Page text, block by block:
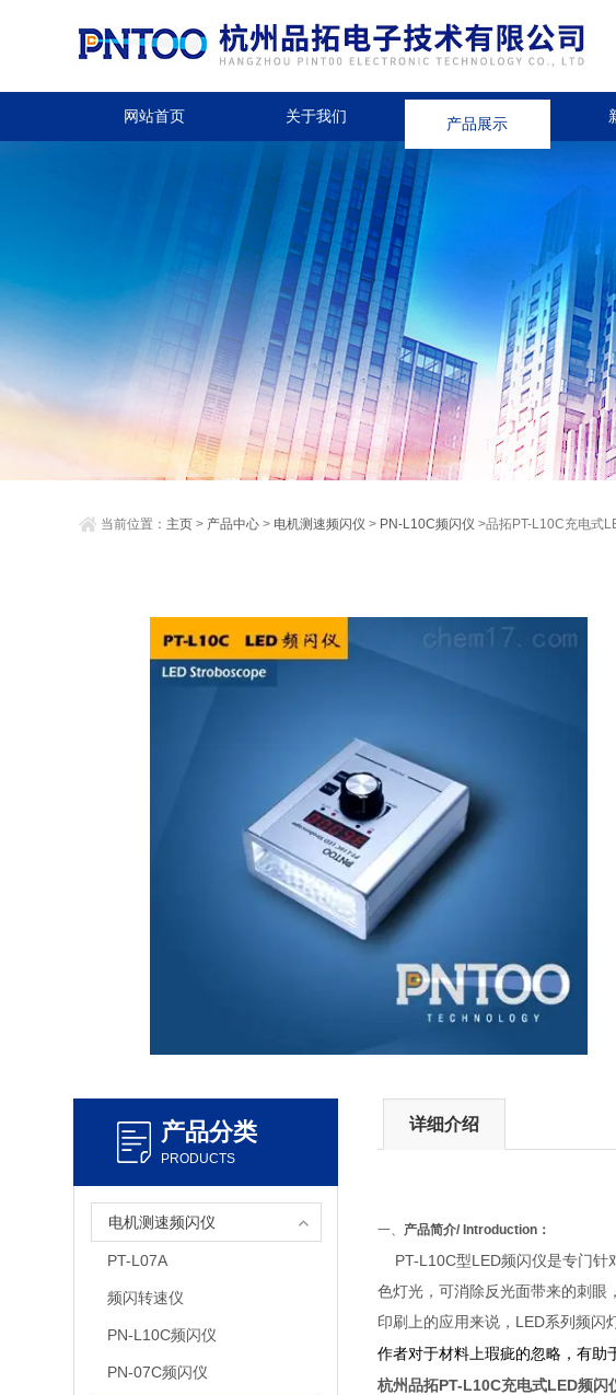
网站首页 关于我们 产品展示
当前位置： 主页 > 产品中心 > 电机测速频闪仪 > PN-L10C频闪仪 >品拓PT-L10C充电式
产品分类
PRODUCTS
电机测速频闪仪
PT-L07A
频闪转速仪
PN-L10C频闪仪
PN-07C频闪仪
详细介绍
一、 产品简介/ Introduction：
PT-L10C型LED频闪仪是专门
色灯光，可消除反光面带来的刺眼
印刷上的应用来说，LED系列频闪
作者对于材料上瑕疵的忽略 ，有助
杭州品拓PT-L10C充电式LED频闪